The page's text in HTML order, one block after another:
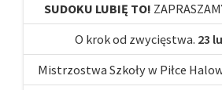
SUDOKU LUBIĘ TO!
O krok od zwycięstwa. 23
Mistrzostwa Szkoły w Piłce